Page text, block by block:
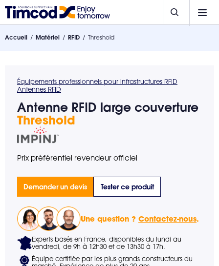
Accueil Matériel RFID Threshold
Équipements professionnels pour infrastructures RFID
Antennes RFID
Antenne RFID large couverture
Threshold
Prix préférentiel revendeur officiel
Demander un devis Tester ce produit
Une question ? Contactez-nous.
Experts basés en France, disponibles du lundi au
vendredi, de 9h à 12h30 et de 13h30 à 17h.
Équipe certifiée par les plus grands constructeurs du